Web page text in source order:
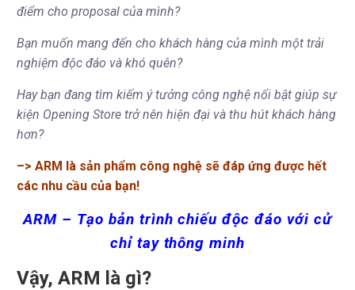
điểm cho proposal của mình?
Bạn muốn mang đến cho khách hàng của mình một trải
nghiệm độc đáo và khó quên?
Hay bạn đang tìm kiếm ý tưởng công nghệ nổi bật giúp sự
kiện Opening Store trở nên hiện đại và thu hút khách hàng
hơn?
–> ARM là sản phẩm công nghệ sẽ đáp ứng được hết
các nhu cầu của bạn!
ARM – Tạo bản trình chiếu độc đáo với cử
chỉ tay thông minh
Vậy, ARM là gì?